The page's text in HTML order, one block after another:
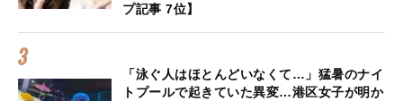
プ記事 7位】
「泳ぐ人はほとんどいなくて…」猛暑のナイ
トプールで起きていた異変…港区女子が明か